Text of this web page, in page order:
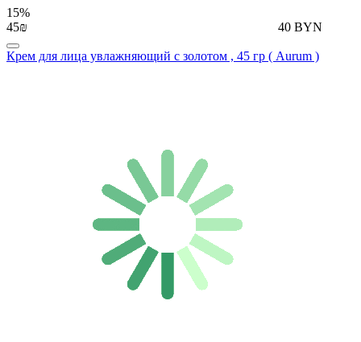
15%
45₪
40 BYN
Крем для лица увлажняющий с золотом , 45 гр ( Aurum )